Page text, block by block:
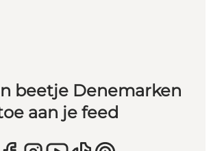
beetje Denemarken
aan je feed